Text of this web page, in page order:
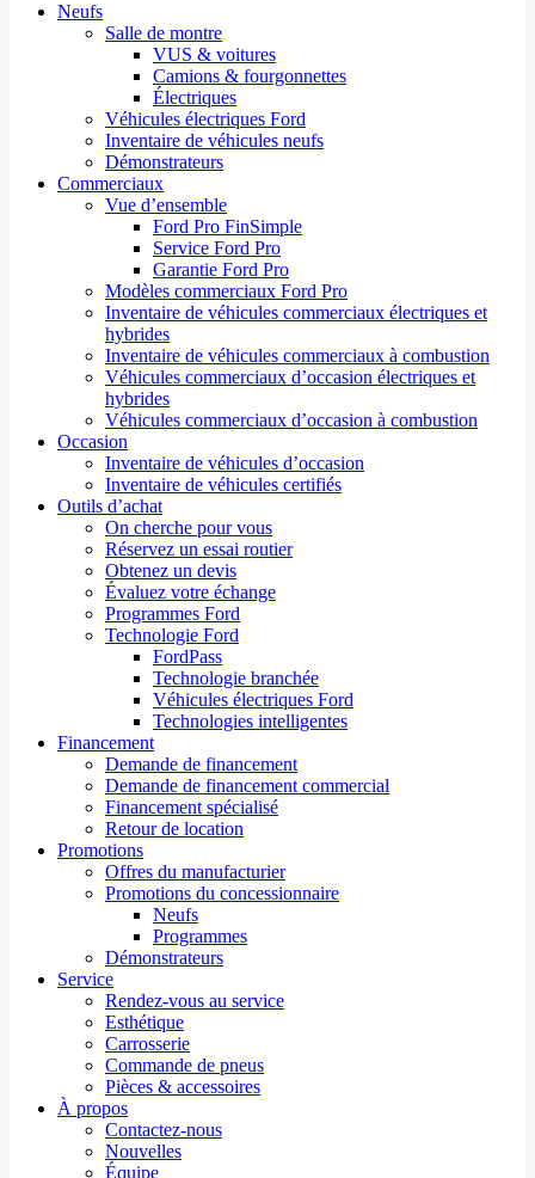
Neufs
Salle de montre
VUS & voitures
Camions & fourgonnettes
Électriques
Véhicules électriques Ford
Inventaire de véhicules neufs
Démonstrateurs
Commerciaux
Vue d’ensemble
Ford Pro FinSimple
Service Ford Pro
Garantie Ford Pro
Modèles commerciaux Ford Pro
Inventaire de véhicules commerciaux électriques et
hybrides
Inventaire de véhicules commerciaux à combustion
Véhicules commerciaux d’occasion électriques et
hybrides
Véhicules commerciaux d’occasion à combustion
Occasion
Inventaire de véhicules d’occasion
Inventaire de véhicules certifiés
Outils d’achat
On cherche pour vous
Réservez un essai routier
Obtenez un devis
Évaluez votre échange
Programmes Ford
Technologie Ford
FordPass
Technologie branchée
Véhicules électriques Ford
Technologies intelligentes
Financement
Demande de financement
Demande de financement commercial
Financement spécialisé
Retour de location
Promotions
Offres du manufacturier
Promotions du concessionnaire
Neufs
Programmes
Démonstrateurs
Service
Rendez-vous au service
Esthétique
Carrosserie
Commande de pneus
Pièces & accessoires
À propos
Contactez-nous
Nouvelles
Équipe